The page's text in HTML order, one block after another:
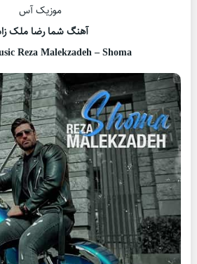
موزیک آس
آهنگ شما رضا ملک
Reza Malekzadeh – Shoma